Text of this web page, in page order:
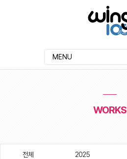
WORKS
전체 2025